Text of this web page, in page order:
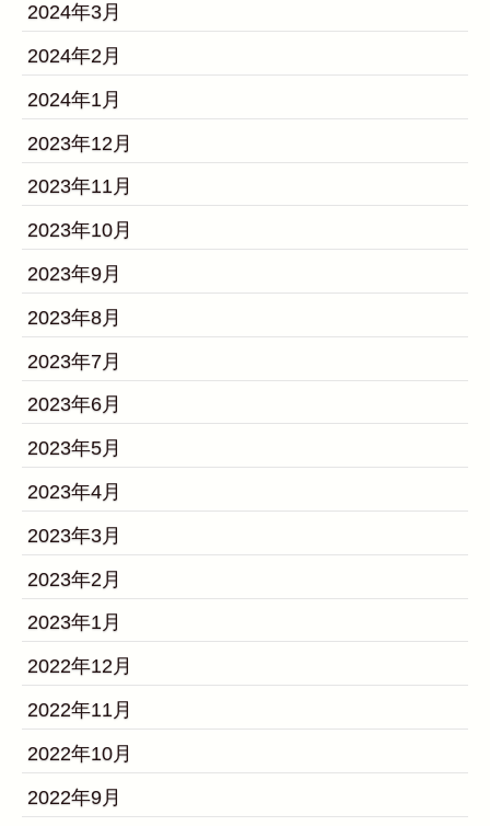
2024年3月
2024年2月
2024年1月
2023年12月
2023年11月
2023年10月
2023年9月
2023年8月
2023年7月
2023年6月
2023年5月
2023年4月
2023年3月
2023年2月
2023年1月
2022年12月
2022年11月
2022年10月
2022年9月